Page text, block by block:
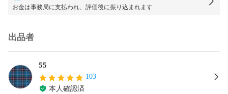
お金は事務局に支払われ、評価後に振り込まれます
出品者
55
103
本人確認済